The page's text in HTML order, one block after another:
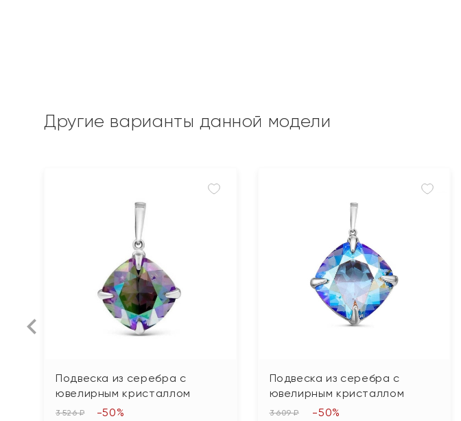
Другие варианты данной модели
Подвеска из серебра с
ювелирным кристаллом
3 526 ₽ -50%
Подвеска из серебра с
ювелирным кристаллом
3 609 ₽ -50%